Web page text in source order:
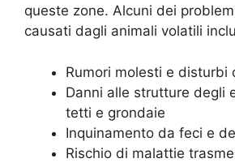
queste zone. Alcuni dei
causati dagli animali volatili
Rumori molesti e disturbi
Danni alle strutture degli
tetti e grondaie
Inquinamento da feci e
Rischio di malattie